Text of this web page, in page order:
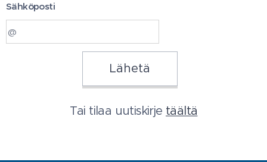
Sähköposti
Lähetä
Tai tilaa uutiskirje täältä